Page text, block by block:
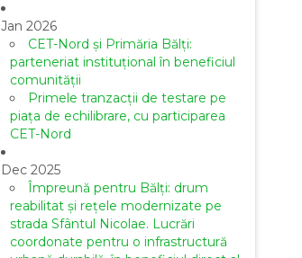
Jan 2026
CET-Nord și Primăria Bălți:
parteneriat instituțional în beneficiul
comunității
Primele tranzacții de testare pe
piața de echilibrare, cu participarea
CET-Nord
Dec 2025
Împreună pentru Bălți: drum
reabilitat și rețele modernizate pe
strada Sfântul Nicolae. Lucrări
coordonate pentru o infrastructură